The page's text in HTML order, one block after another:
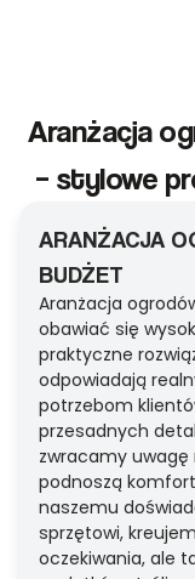
Aranżacja
– stylowe
ARANŻACJA
BUDŻET
Aranżacja
obawiać się
praktyczne
odpowiadają
potrzebom
przesadnych
zwracamy
podnoszą
naszemu
sprzętowi,
oczekiwania, ale